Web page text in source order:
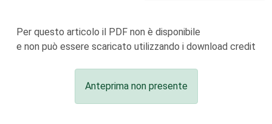
Per questo articolo il PDF non è disponibile
e non può essere scaricato utilizzando i download credit
Anteprima non presente